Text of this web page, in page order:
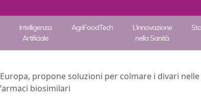
Intelligenza
Artificiale
AgriFoodTech
L'innovazione
nella Sanità
propone soluzioni per colmare i divari
biosimilari